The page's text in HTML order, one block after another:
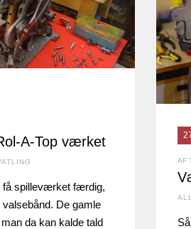
A-Top værket
få spilleværket færdig,
De gamle
da kan kalde tald
AF